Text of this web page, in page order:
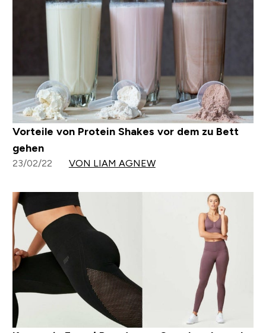
Vorteile von Protein Shakes vor dem zu Bett
gehen
23/02/22 VON LIAM AGNEW